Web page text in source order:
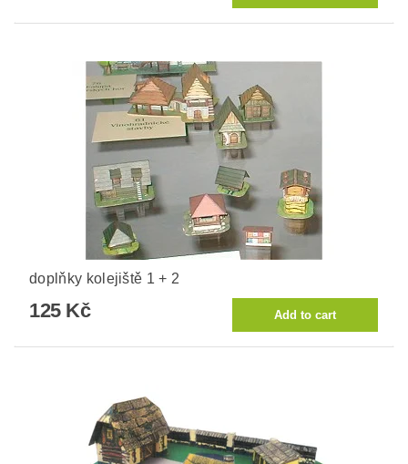
doplňky kolejiště 1 + 2
125 Kč